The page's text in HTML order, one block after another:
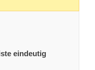
eindeutig